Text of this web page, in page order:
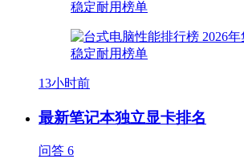
13小时前
最新笔记本独立显卡排名
问答 6